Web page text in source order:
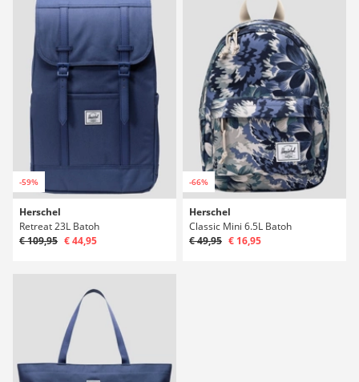
-59%
Herschel
Retreat 23L Batoh
€ 109,95 € 44,95
-66%
Herschel
Classic Mini 6.5L Batoh
€ 49,95 € 16,95